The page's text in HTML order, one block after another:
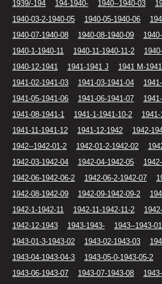
1939/-194
194-1940- 1940--1940-03
1940-03-2-1940-05
1940-05-1940-06
1940-07-1940-08
1940-08-1940-09
1940-1-1940-11
1940-11-1940-11-2
1940-12-1941
1941-1941 J 1941 M-
1941-02-1941-03
1941-03-1941-04
1941-05-1941-06
1941-06-1941-07
1941-08-1941-1
1941-1-1941-10-2
1941-11-1941-12
1941-12-1942
1942-
1942--1942-01-2
1942-01-2-1942-02
1942-03-1942-04
1942-04-1942-05
1942-06-1942-06-2
1942-06-2-1942-07
1942-08-1942-09
1942-09-1942-09-2
1942-1-1942-11
1942-11-1942-11-2
1942-12-1943
1943-1943-
1943--1943-
1943-01-3-1943-02
1943-02-1943-03
1943-04-1943-04-3
1943-05-0-1943-05-2
1943-06-1943-07
1943-07-1943-08